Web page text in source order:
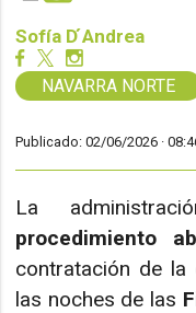
Sofía D ́Andrea
NAVARRA NORTE
Publicado: 02/06/2026 ·
La
procedimiento
contratación de la
las noches de las